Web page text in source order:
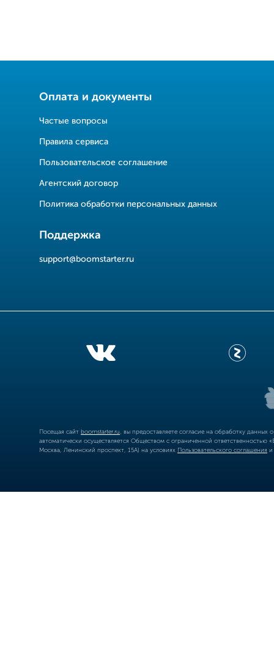
Оплата и документы
Частые вопросы
Правила сервиса
Пользовательское соглашение
Агентский договор
Политика обработки персональных данных
Поддержка
support@boomstarter.ru
Посещая сайт boomstarter.ru , вы предоставляете согласие на обработку
автоматически осуществляется Обществом с ограниченной
Москва, Ленинский проспект, 15А) на условиях Пользовательского соглашения и